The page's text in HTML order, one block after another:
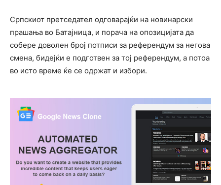
Српскиот претседател одговарајќи на новинарски
прашања во Батајница, и порача на опозицијата да
собере доволен број потписи за референдум за негова
смена, бидејќи е подготвен за тој референдум, а потоа
во исто време ќе се одржат и избори.